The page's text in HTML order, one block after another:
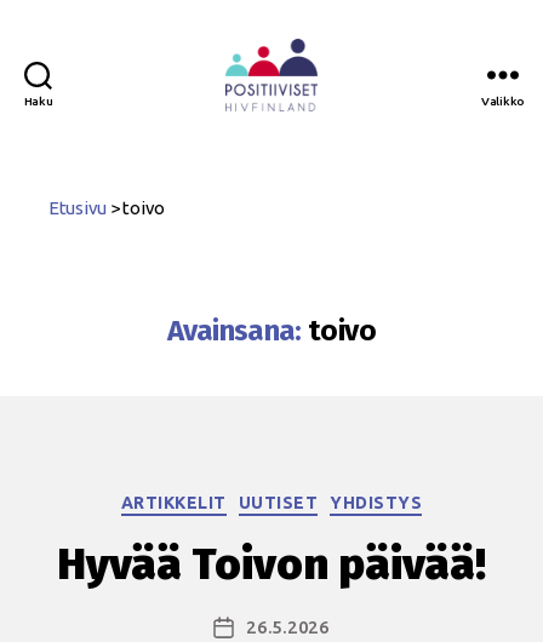
Haku Valikko
Etusivu >toivo
Avainsana: toivo
Kategoriat
ARTIKKELIT UUTISET YHDISTYS
Hyvää Toivon päivää!
Julkaisupäivämäärä
26.5.2026